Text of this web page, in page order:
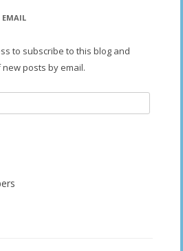
EMAIL
to subscribe to this blog and
posts by email.